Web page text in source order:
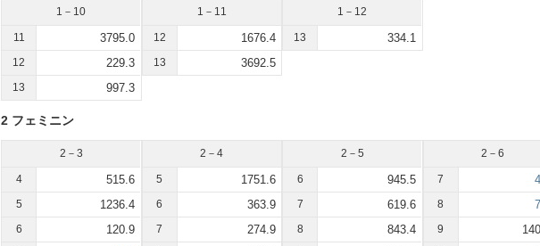
1－10
11 3795.0
12 229.3
13 997.3
1－11
12 1676.4
13 3692.5
1－12
13 334.1
2 フェミニン
2－3
4 515.6
5 1236.4
6 120.9
2－4
5 1751.6
6 363.9
7 274.9
2－5
6 945.5
7 619.6
8 843.4
2－6
7
8
9